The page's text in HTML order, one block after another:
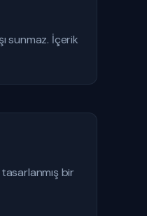
sunmaz. İçerik
bir